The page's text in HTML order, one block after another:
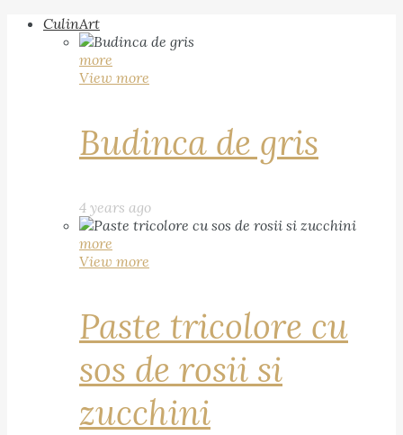
CulinArt
more
View more
Budinca de gris
4 years ago
more
View more
Paste tricolore cu
sos de rosii si
zucchini